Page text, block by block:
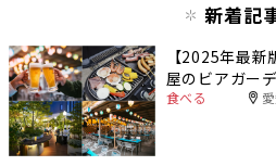
新着記
【2025年最
屋のビアガー
食べる